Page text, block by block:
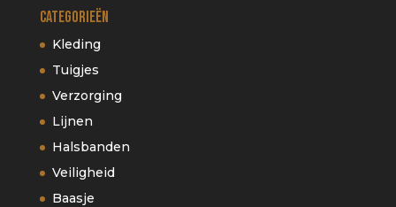
Categorieën
Kleding
Tuigjes
Verzorging
Lijnen
Halsbanden
Veiligheid
Baasje